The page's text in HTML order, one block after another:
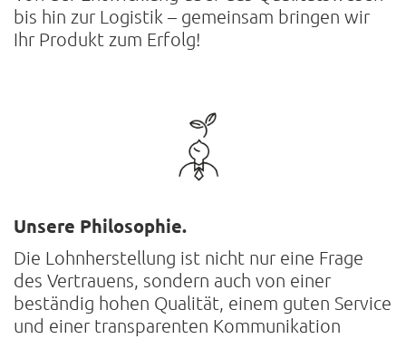
bis hin zur Logistik – gemeinsam bringen wir
Ihr Produkt zum Erfolg!
Unsere Philosophie.
Die Lohnherstellung ist nicht nur eine Frage
des Vertrauens, sondern auch von einer
beständig hohen Qualität, einem guten Service
und einer transparenten Kommunikation